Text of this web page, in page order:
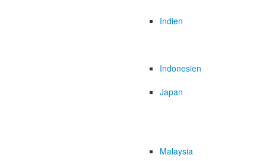
Indien
Indonesien
Japan
Malaysia